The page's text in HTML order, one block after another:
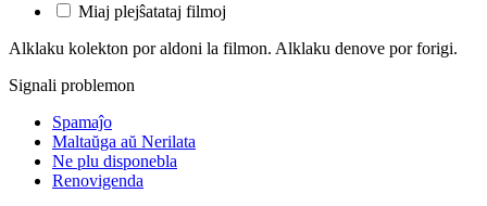
Miaj plejŝatataj filmoj
Alklaku kolekton por aldoni la filmon. Alklaku denove por forigi.
Signali problemon
Spamaĵo
Maltaŭga aŭ Nerilata
Ne plu disponebla
Renovigenda